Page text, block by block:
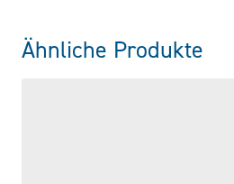
Ähnliche Produkte